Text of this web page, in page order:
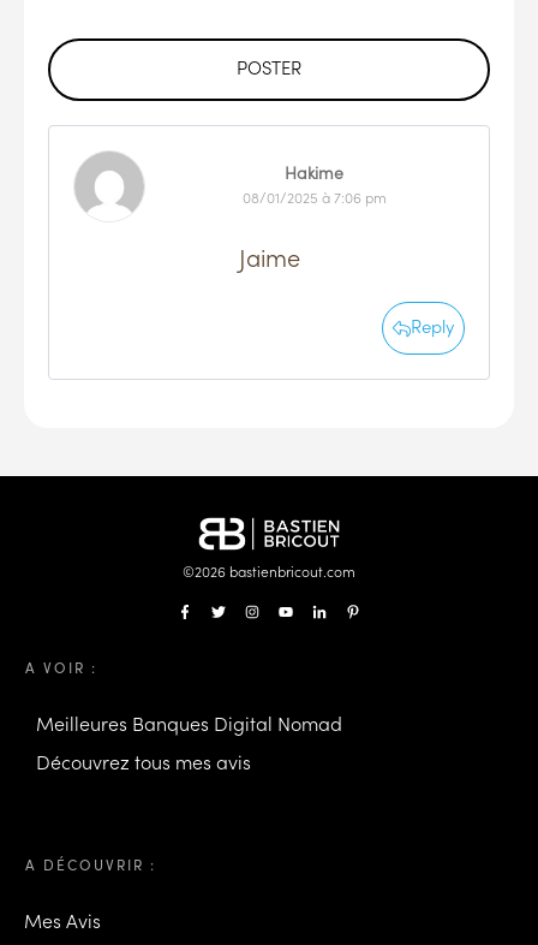
POSTER
Hakime
08/01/2025 à 7:06 pm
Jaime
Reply
©2026 bastienbricout.com
A VOIR :
Meilleures Banques Digital Nomad
Découvrez tous mes avis
A DÉCOUVRIR :
Mes Avis